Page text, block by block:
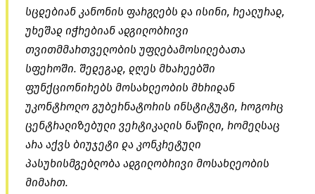
სცდებიან კანონის ფარგლებს და ისინი, რეალურად,
უხეშად იჭრებიან ადგილობრივი
თვითმმართველობის უფლებამოსილებათა
სფეროში. შედეგად, დღეს მხარეებში
ფუნქციონირებს მოსახლეობის მხრიდან
უკონტროლო გუბერნატორის ინსტიტუტი, როგორც
ცენტრალიზებული ვერტიკალის ნაწილი, რომელსაც
არა აქვს ბიუჯეტი და კონკრეტული
პასუხისმგებლობა ადგილობრივი მოსახლეობის
მიმართ.